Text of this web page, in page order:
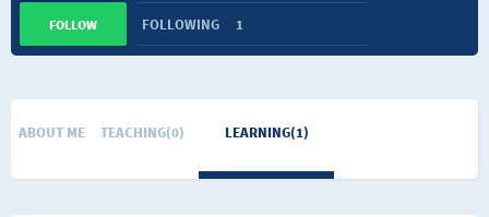
FOLLOWING 1
FOLLOW
ABOUT ME TEACHING(0) LEARNING(1)